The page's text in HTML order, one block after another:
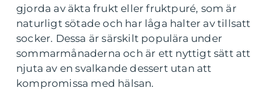
gjorda av äkta frukt eller fruktpuré, som är
naturligt sötade och har låga halter av tillsatt
socker. Dessa är särskilt populära under
sommarmånaderna och är ett nyttigt sätt att
njuta av en svalkande dessert utan att
kompromissa med hälsan.